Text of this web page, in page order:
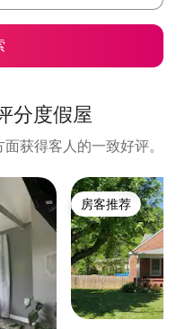
分度假屋
获得客人的一致好评。
房客推荐
房客推荐